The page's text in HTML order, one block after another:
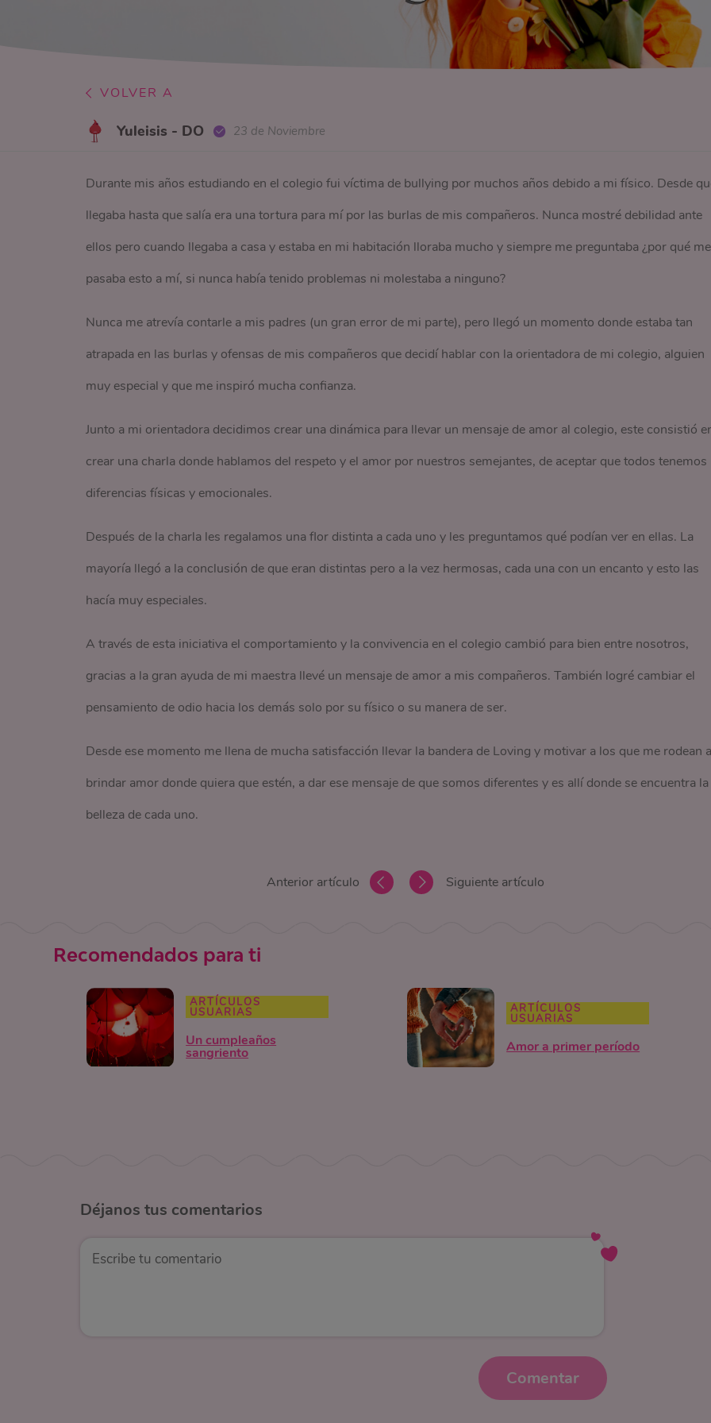
VOLVER A
Yuleisis - DO 23 de Noviembre
Durante mis años estudiando en el colegio fui víctima de bullying por muchos años debido a mi físico. Desde
llegaba hasta que salía era una tortura para mí por las burlas de mis compañeros. Nunca mostré debilidad ante
ellos pero cuando llegaba a casa y estaba en mi habitación lloraba mucho y siempre me preguntaba ¿por qué me
pasaba esto a mí, si nunca había tenido problemas ni molestaba a ninguno?
Nunca me atrevía contarle a mis padres (un gran error de mi parte), pero llegó un momento donde estaba tan
atrapada en las burlas y ofensas de mis compañeros que decidí hablar con la orientadora de mi colegio, alguien
muy especial y que me inspiró mucha confianza.
Junto a mi orientadora decidimos crear una dinámica para llevar un mensaje de amor al colegio, este consistió
crear una charla donde hablamos del respeto y el amor por nuestros semejantes, de aceptar que todos tenemos
diferencias físicas y emocionales.
Después de la charla les regalamos una flor distinta a cada uno y les preguntamos qué podían ver en ellas. La
mayoría llegó a la conclusión de que eran distintas pero a la vez hermosas, cada una con un encanto y esto las
hacía muy especiales.
A través de esta iniciativa el comportamiento y la convivencia en el colegio cambió para bien entre nosotros,
gracias a la gran ayuda de mi maestra llevé un mensaje de amor a mis compañeros. También logré cambiar el
pensamiento de odio hacia los demás solo por su físico o su manera de ser.
Desde ese momento me llena de mucha satisfacción llevar la bandera de Loving y motivar a los que me rodean a
brindar amor donde quiera que estén, a dar ese mensaje de que somos diferentes y es allí donde se encuentra la
belleza de cada uno.
Anterior artículo Siguiente artículo
Recomendados para ti
ARTÍCULOS
USUARIAS
Un cumpleaños
sangriento
ARTÍCULOS
USUARIAS
Amor a primer período
Déjanos tus comentarios
Comentar